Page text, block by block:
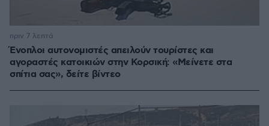
Ένοπλοι αυτονομιστές απειλούν τουρίστες και
αγοραστές κατοικιών στην Κορσική: «Μείνετε στα
σπίτια σας», δείτε βίντεο
πριν 7 λεπτά